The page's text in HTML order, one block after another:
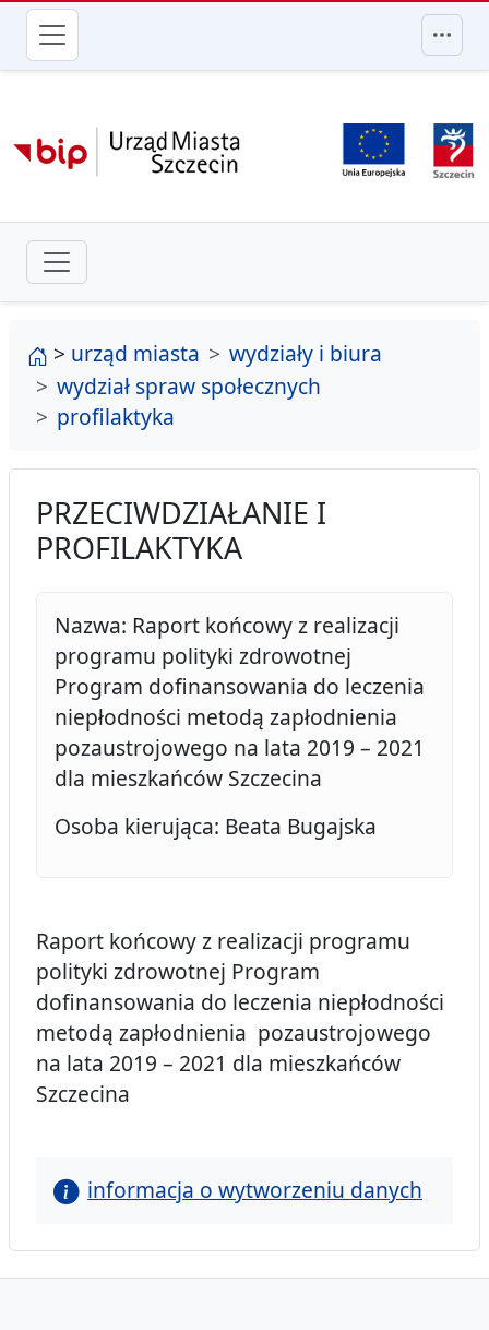
przejdź do głównego menu
strona główna
> urząd miasta
wydziały i biura
wydział spraw społecznych
profilaktyka
PRZECIWDZIAŁANIE I
PROFILAKTYKA
Nazwa: Raport końcowy z realizacji
programu polityki zdrowotnej
Program dofinansowania do leczenia
niepłodności metodą zapłodnienia
pozaustrojowego na lata 2019 – 2021
dla mieszkańców Szczecina
Osoba kierująca: Beata Bugajska
Raport końcowy z realizacji programu
polityki zdrowotnej Program
dofinansowania do leczenia niepłodności
metodą zapłodnienia pozaustrojowego
na lata 2019 – 2021 dla mieszkańców
Szczecina
informacja o wytworzeniu danych